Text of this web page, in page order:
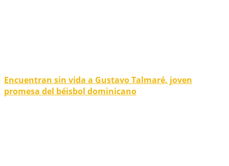
Encuentran sin vida a Gustavo Talmaré, joven
promesa del béisbol dominicano